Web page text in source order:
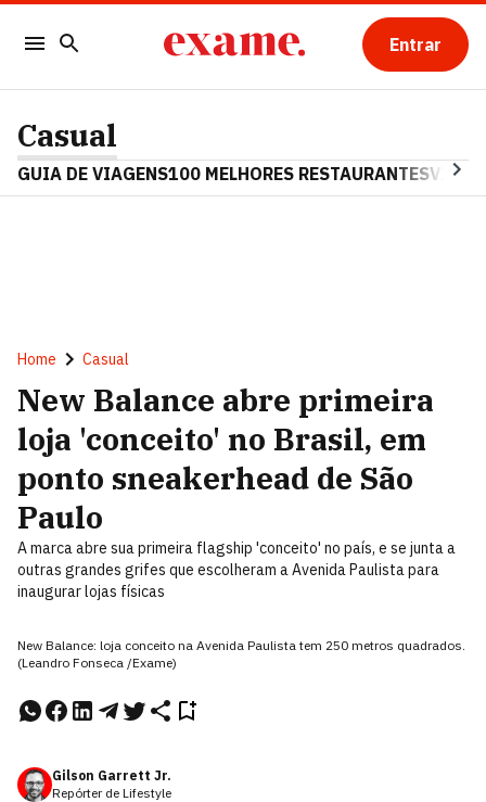
Entrar
Casual
GUIA DE VIAGENS100 MELHORES RESTAURANTES
Home Casual
New Balance abre primeira
loja 'conceito' no Brasil, em
ponto sneakerhead de São
Paulo
A marca abre sua primeira flagship 'conceito' no país, e se junta a
outras grandes grifes que escolheram a Avenida Paulista para
inaugurar lojas físicas
New Balance: loja conceito na Avenida Paulista tem 250 metros quadrados.
(Leandro Fonseca /Exame)
Gilson Garrett Jr.
Repórter de Lifestyle